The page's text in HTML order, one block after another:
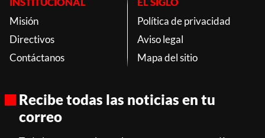
Misión
Directivos
Contáctanos
Política de privacidad
Aviso legal
Mapa del sitio
Recibe todas las noticias en tu
correo